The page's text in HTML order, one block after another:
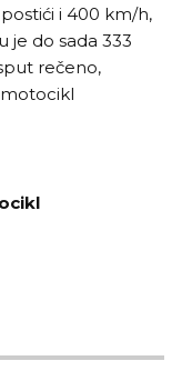
i 400 km/h,
je do sada 333
rečeno,